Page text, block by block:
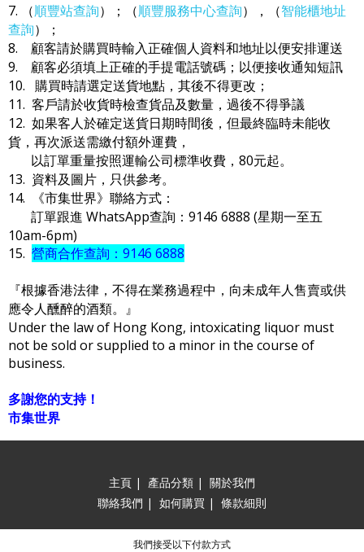
7. （順豐站查詢）；（順豐服務中心查詢），（智能櫃地址
查詢）；
8. 顧客請於購買時輸入正確個人資料和地址以便安排運送
9. 顧客必須填上正確的手提電話號碼；以便接收通知短訊
10. 購買時請選定送貨地點，其後不得更改；
11. 客戶請於收貨時檢查貨品及數量，過後不得爭議
12. 如果客人於確定送貨日期時間後，但最終臨時未能收
貨，再次派送需繳付額外運費，
以訂單重量按照運輸公司標準收費，80元起。
13. 資料及圖片，只供參考。
14. 《市集世界》聯絡方式：
訂單跟進 WhatsApp查詢：9146 6888 (星期一至五
10am-6pm)
15. 營商合作查詢：9146 6888
『根據香港法律，不得在業務過程中，向未成年人售賣或供
應令人醺醉的酒類。』
Under the law of Hong Kong, intoxicating liquor must
not be sold or supplied to a minor in the course of
business.
多謝您的支持！
市集世界
主頁 | 產品分類 | 關於我們
聯絡我們 | 如何購買 | 條款細則
我們接受以下付款方式